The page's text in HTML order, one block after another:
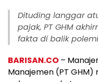
Dituding langgar
pajak, PT GHM
fakta di balik
BARISAN.CO –
Manajemen (PT